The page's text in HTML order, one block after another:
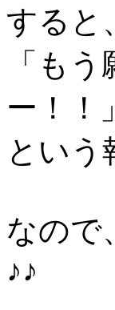
すると
「も
ー！！」
という
なので
♪♪